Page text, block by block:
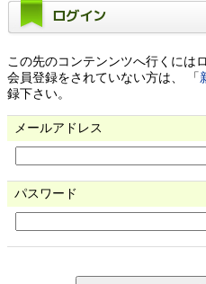
ログイン
この先のコンテンンツへ行くには
会員登録をされていない方は、 「
録下さい。
メールアドレス
パスワード